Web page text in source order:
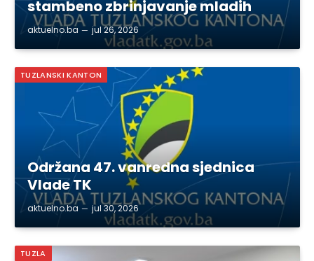
stambeno zbrinjavanje mladih
aktuelno.ba jul 26, 2026
TUZLANSKI KANTON
Održana 47. vanredna sjednica
Vlade TK
aktuelno.ba jul 30, 2026
TUZLA